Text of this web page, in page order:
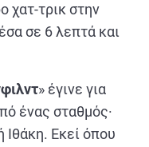
χατ-τρικ στην
σε 6 λεπτά και
» έγινε για
ένας σταθμός·
Ιθάκη. Εκεί όπου